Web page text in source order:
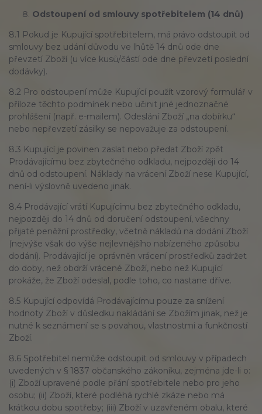
Odstoupení od smlouvy spotřebitelem (14 dnů)
8.1 Pokud je Kupující spotřebitelem, má právo odstoupit od
smlouvy bez udání důvodu ve lhůtě 14 dnů ode dne
převzetí Zboží (u více kusů/částí ode dne převzetí poslední
dodávky).
8.2 Pro odstoupení může Kupující použít vzorový formulář v
příloze těchto podmínek nebo učinit jiné jednoznačné
prohlášení (např. e-mailem). Odeslání Zboží „na dobírku“
nebo nepřevzetí zásilky se nepovažuje za odstoupení.
8.3 Kupující je povinen zaslat nebo předat Zboží zpět
Prodávajícímu bez zbytečného odkladu, nejpozději do 14
dnů od odstoupení. Náklady na vrácení Zboží nese Kupující,
není-li výslovně uvedeno jinak.
8.4 Prodávající vrátí Kupujícímu bez zbytečného odkladu,
nejpozději do 14 dnů od doručení odstoupení, všechny
přijaté peněžní prostředky, včetně nákladů na dodání Zboží
(nejvýše však do výše nejlevnějšího nabízeného způsobu
dodání). Prodávající je oprávněn vrácení prostředků zadržet
do doby, než obdrží vrácené Zboží, nebo než Kupující
prokáže, že Zboží odeslal, podle toho, co nastane dříve.
8.5 Kupující odpovídá Prodávajícímu pouze za snížení
hodnoty Zboží v důsledku nakládání se Zbožím jinak, než je
nutné k seznámení se s povahou, vlastnostmi a funkčností
Zboží.
8.6 Spotřebitel nemůže odstoupit od smlouvy v případech
uvedených v § 1837 občanského zákoníku, zejména jde-li o:
(i) Zboží upravené podle přání spotřebitele nebo pro jeho
osobu; (ii) Zboží, které podléhá rychlé zkáze nebo má
krátkou dobu spotřeby; (iii) Zboží v uzavřeném obalu, které